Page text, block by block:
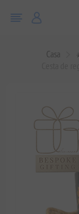
Casa